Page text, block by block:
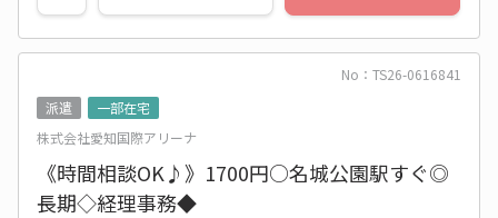
No：TS26-0616841
派遣
一部在宅
株式会社愛知国際アリーナ
《時間相談OK♪》1700円○名城公園駅すぐ◎
長期◇経理事務◆